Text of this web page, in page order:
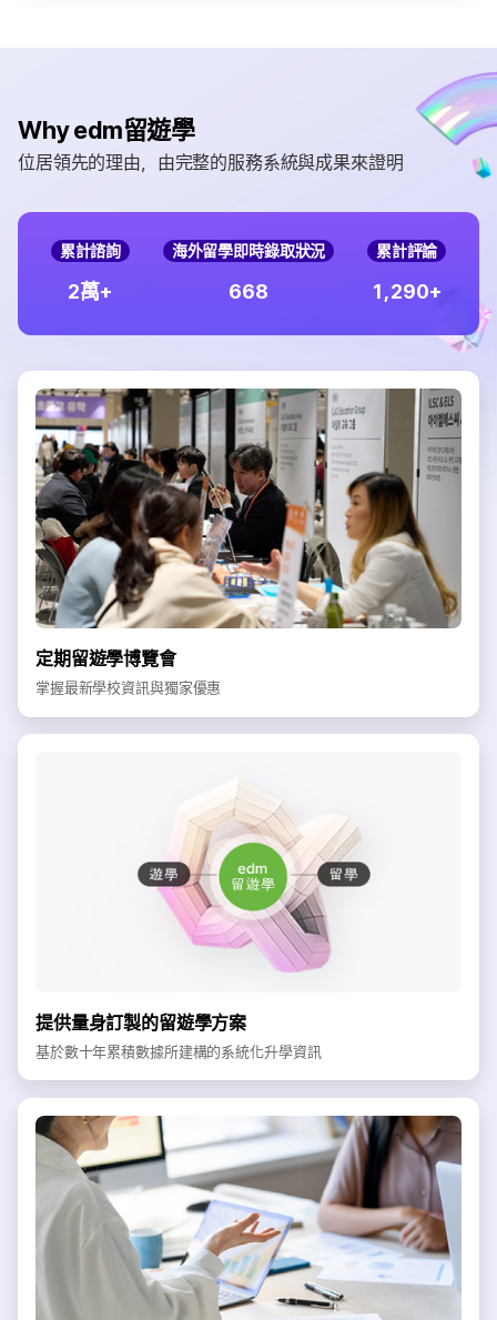
Why edm留遊學
位居領先的理由，由完整的服務系統與成果來證明
累計諮詢
2萬+
海外留學即時錄取狀況
668
累計評論
1 290+
定期留遊學博覽會
掌握最新學校資訊與獨家優惠
提供量身訂製的留遊學方案
基於數十年累積數據所建構的系統化升學資訊